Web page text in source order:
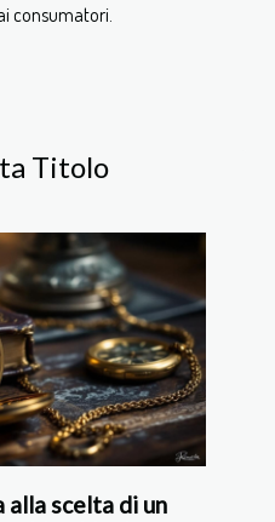
consumatori.
Titolo
scelta di un